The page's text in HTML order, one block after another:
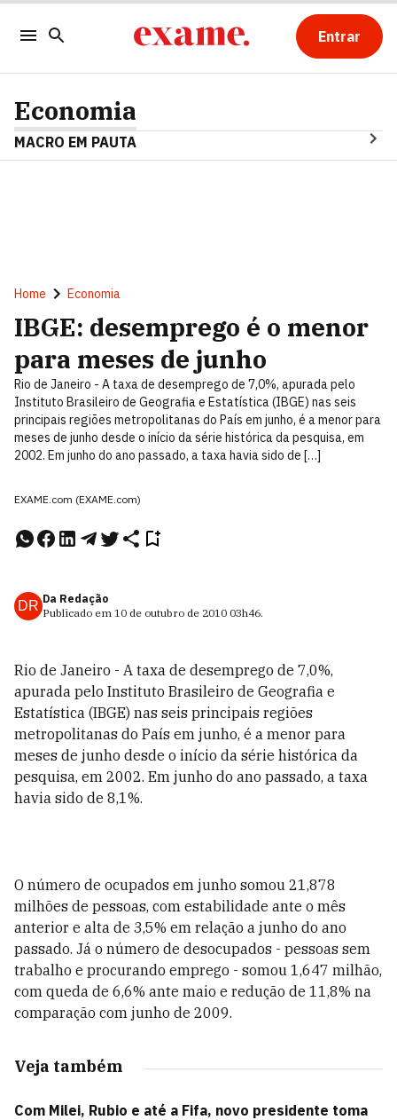
Entrar
Economia
MACRO EM PAUTA
Home Economia
IBGE: desemprego é o menor
para meses de junho
Rio de Janeiro - A taxa de desemprego de 7,0%, apurada pelo
Instituto Brasileiro de Geografia e Estatística (IBGE) nas seis
principais regiões metropolitanas do País em junho, é a menor para
meses de junho desde o início da série histórica da pesquisa, em
2002. Em junho do ano passado, a taxa havia sido de […]
EXAME.com (EXAME.com)
DR Da Redação
Publicado em 10 de outubro de 2010 03h46.
Rio de Janeiro - A taxa de desemprego de 7,0%,
apurada pelo Instituto Brasileiro de Geografia e
Estatística (IBGE) nas seis principais regiões
metropolitanas do País em junho, é a menor para
meses de junho desde o início da série histórica da
pesquisa, em 2002. Em junho do ano passado, a taxa
havia sido de 8,1%.
O número de ocupados em junho somou 21,878
milhões de pessoas, com estabilidade ante o mês
anterior e alta de 3,5% em relação a junho do ano
passado. Já o número de desocupados - pessoas sem
trabalho e procurando emprego - somou 1,647 milhão,
com queda de 6,6% ante maio e redução de 11,8% na
comparação com junho de 2009.
Veja também
Com Milei, Rubio e até a Fifa, novo presidente toma